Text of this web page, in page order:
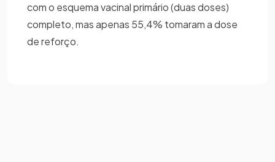
com o esquema vacinal primário (duas doses)
completo, mas apenas 55,4% tomaram a dose
de reforço.